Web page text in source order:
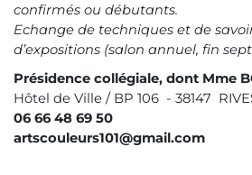
confirmés ou débutants.
Echange de techniques et de
d’expositions (salon annuel, fin
Présidence collégiale, dont Mme
Hôtel de Ville / BP 106 - 38147
06 66 48 69 50
artscouleurs101@gmail.com